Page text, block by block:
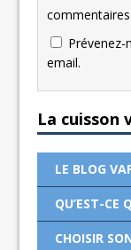
email.
La cuisson
LE BLOG
QU’EST-CE
CHOISIR